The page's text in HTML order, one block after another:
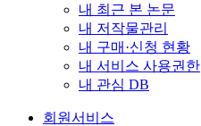
내 최근 본 논문
내 저작물관리
내 구매·신청 현황
내 서비스 사용권한
내 관심 DB
회원서비스